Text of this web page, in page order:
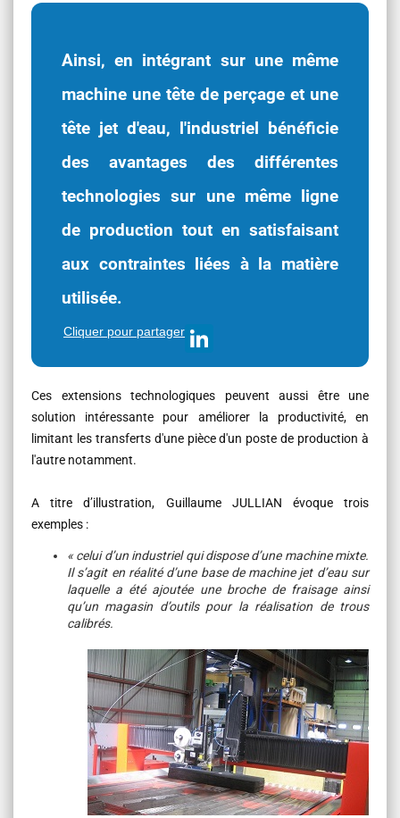
Ainsi, en intégrant sur une même
machine une tête de perçage et une
tête jet d'eau, l'industriel bénéficie
des avantages des différentes
technologies sur une même ligne
de production tout en satisfaisant
aux contraintes liées à la matière
utilisée.
Cliquer pour partager
Ces extensions technologiques peuvent aussi être une
solution intéressante pour améliorer la productivité, en
limitant les transferts d'une pièce d'un poste de production à
l'autre notamment.
A titre d’illustration, Guillaume JULLIAN évoque trois
exemples :
« celui d’un industriel qui dispose d’une machine mixte.
Il s’agit en réalité d’une base de machine jet d’eau sur
laquelle a été ajoutée une broche de fraisage ainsi
qu’un magasin d’outils pour la réalisation de trous
calibrés.